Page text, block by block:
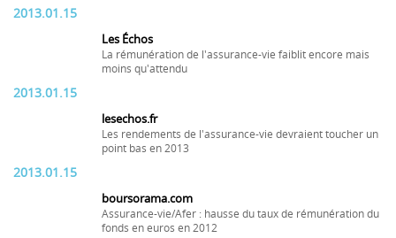
2013.01.15
Les Échos
La rémunération de l'assurance-vie faiblit encore mais
moins qu'attendu
2013.01.15
lesechos.fr
Les rendements de l'assurance-vie devraient toucher un
point bas en 2013
2013.01.15
boursorama.com
Assurance-vie/Afer : hausse du taux de rémunération du
fonds en euros en 2012